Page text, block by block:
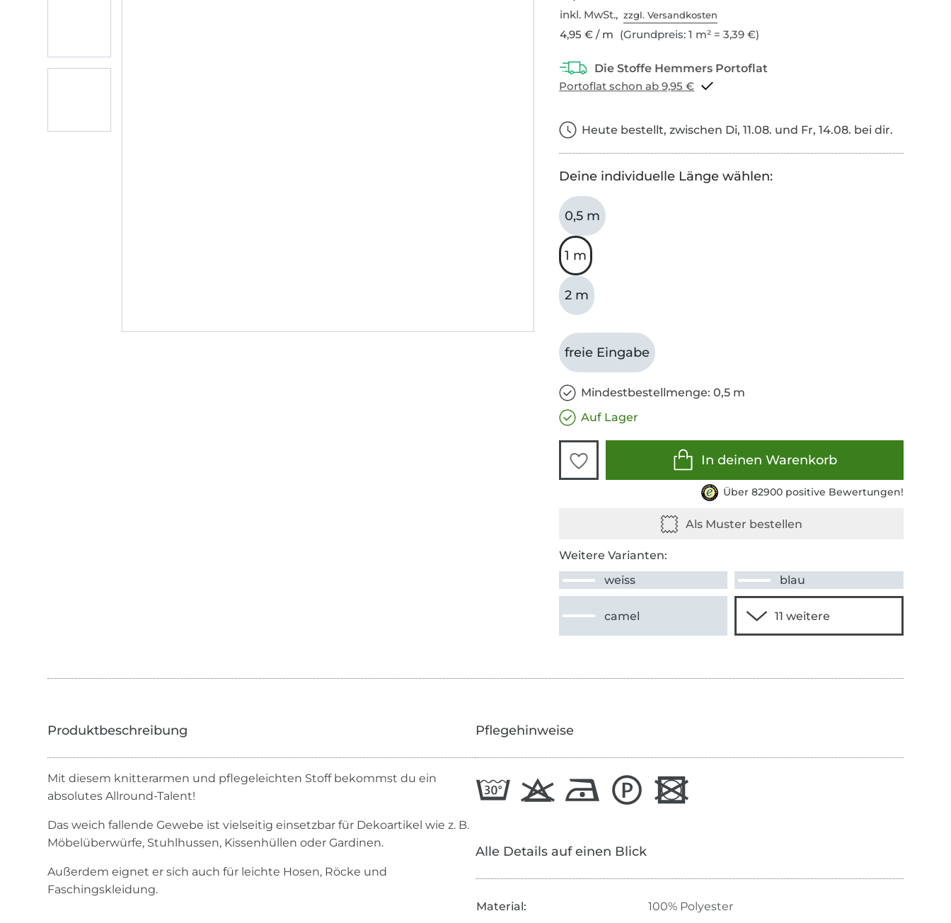
inkl. MwSt.,zzgl. Versandkosten
4,95 € / m (Grundpreis: 1 m² = 3,39 €)
Portoflat schon ab 9,95 €
Heute bestellt, zwischen Di, 11.08. und Fr, 14.08. bei dir.
Deine individuelle Länge wählen:
0,5 m
1 m
2 m
freie Eingabe
Mindestbestellmenge: 0,5 m
Auf Lager
In deinen Warenkorb
Über 82900 positive Bewertungen!
Weitere Varianten:
weiss
blau
camel
Mit diesem knitterarmen und pflegeleichten Stoff bekommst du ein
absolutes Allround-Talent!
Das weich fallende Gewebe ist vielseitig einsetzbar für Dekoartikel wie z. B.
Möbelüberwürfe, Stuhlhussen, Kissenhüllen oder Gardinen.
Außerdem eignet er sich auch für leichte Hosen, Röcke und
Faschingskleidung.
Pflegehinweise
Alle Details auf einen Blick
Material:
100% Polyester